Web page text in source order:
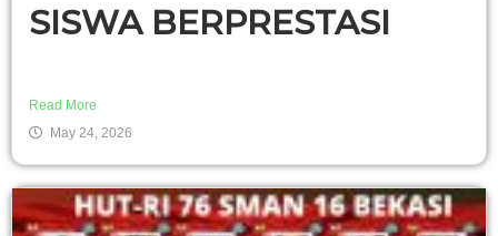
SISWA BERPRESTASI
Read More
May 24, 2026